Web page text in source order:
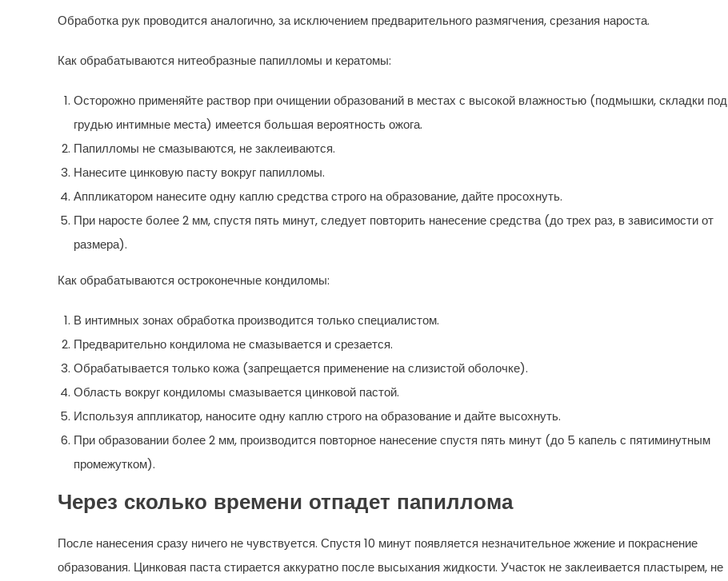
Обработка рук проводится аналогично, за исключением предварительного размягчения, срезания нароста.
Как обрабатываются нитеобразные папилломы и кератомы:
Осторожно применяйте раствор при очищении образований в местах с высокой влажностью (подмышки, складки под
грудью интимные места) имеется большая вероятность ожога.
Папилломы не смазываются, не заклеиваются.
Нанесите цинковую пасту вокруг папилломы.
Аппликатором нанесите одну каплю средства строго на образование, дайте просохнуть.
При наросте более 2 мм, спустя пять минут, следует повторить нанесение средства (до трех раз, в зависимости от
размера).
Как обрабатываются остроконечные кондиломы:
В интимных зонах обработка производится только специалистом.
Предварительно кондилома не смазывается и срезается.
Обрабатывается только кожа (запрещается применение на слизистой оболочке).
Область вокруг кондиломы смазывается цинковой пастой.
Используя аппликатор, наносите одну каплю строго на образование и дайте высохнуть.
При образовании более 2 мм, производится повторное нанесение спустя пять минут (до 5 капель с пятиминутным
промежутком).
Через сколько времени отпадет папиллома
После нанесения сразу ничего не чувствуется. Спустя 10 минут появляется незначительное жжение и покраснение
образования. Цинковая паста стирается аккуратно после высыхания жидкости. Участок не заклеивается пластырем, не